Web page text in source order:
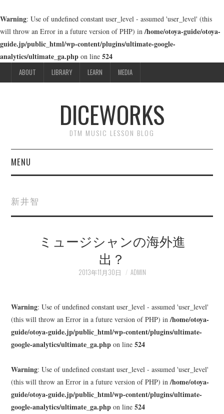
Warning: Use of undefined constant user_level - assumed 'user_level' (this
will throw an Error in a future version of PHP) in/home/otoya-guide/otoya-
guide.jp/public_html/wp-content/plugins/ultimate-google-
analytics/ultimate_ga.php on line 524
ABOUT LIBRARY LEARN MEDIA
DICEWORKS
DTM MUSIC LESSON BLOG
MENU
LIBRARY
LEARN
新井智
ミュージシャンの海外進
出？
2013年11月30日 ADMIN
Warning: Use of undefined constant user_level - assumed 'user_level'
(this will throw an Error in a future version of PHP) in/home/otoya-
guide/otoya-guide.jp/public_html/wp-content/plugins/ultimate-
google-analytics/ultimate_ga.php on line524
Warning: Use of undefined constant user_level - assumed 'user_level'
(this will throw an Error in a future version of PHP) in/home/otoya-
guide/otoya-guide.jp/public_html/wp-content/plugins/ultimate-
google-analytics/ultimate_ga.php on line524